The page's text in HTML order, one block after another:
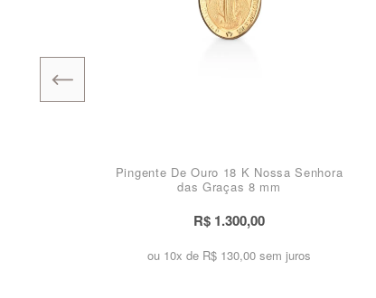
Pingente De Ouro 18 K Nossa Senhora
das Graças 8 mm
R$ 1.300,00
ou 10x de R$ 130,00 sem juros